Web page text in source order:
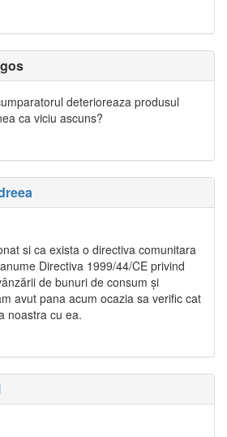
deterioreaza produsul
ca viciu ascuns?
si ca exista o directiva comunitara
Directiva 1999/44/CE privind
de bunuri de consum și
avut pana acum ocazia sa verific cat
noastra cu ea.